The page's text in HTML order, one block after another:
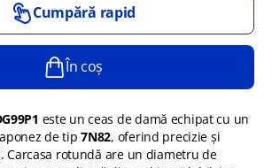
Cumpără rapid
În coș
este un ceas de damă echipat cu un
de tip7N82, oferind precizie și
Carcasa rotundă are un diametru de